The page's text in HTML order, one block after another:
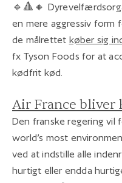
🔹🔺🔸
en mere aggressiv form
de målrettet køber sig
fx Tyson Foods for at
kødfrit kød.
Air France bliver
Den franske regering vil
world’s most
ved at indstille alle
hurtigt eller endda